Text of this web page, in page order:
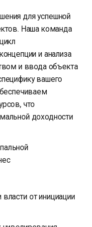
для успешной
Наша команда
и анализа
и ввода объекта
вашего
что
доходности
от инициации